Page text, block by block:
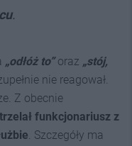
.
„odłóż to”oraz „stój,
nie reagował.
Z obecnie
funkcjonariusz z
. Szczegóły ma